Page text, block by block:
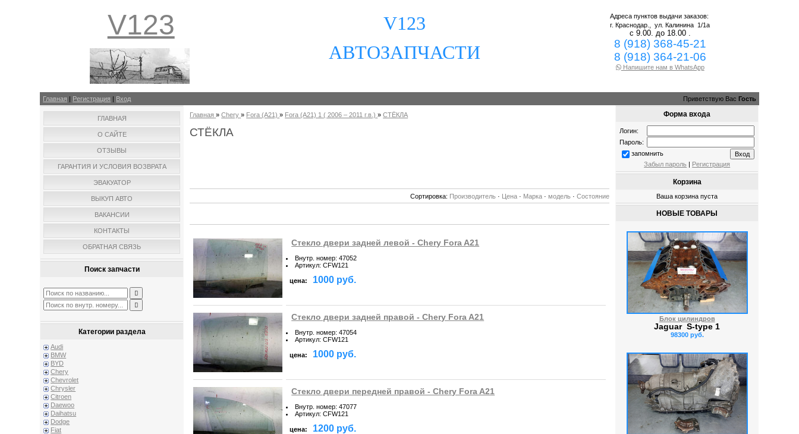
V123
V123
АВТОЗАПЧАСТИ
Адреса пунктов выдачи заказов:
г. Краснодар.,ул. Калинина 1/1а
с 9.00. до 18.00 .
8 (918) 368-45-21
8 (918) 364-21-06
Напишите нам в WhatsApp
Главная | Регистрация | Вход Приветствую Вас Гость
ГЛАВНАЯ
О САЙТЕ
ОТЗЫВЫ
ГАРАНТИЯ И УСЛОВИЯ ВОЗВРАТА
ЭВАКУАТОР
ВЫКУП АВТО
ВАКАНСИИ
КОНТАКТЫ
ОБРАТНАЯ СВЯЗЬ
Поиск запчасти
Категории раздела
Audi
BMW
BYD
Chery
Chevrolet
Chrysler
Citroen
Daewoo
Daihatsu
Dodge
Fiat
Главная »Chery » Fora (A21) » Fora (A21) 1 ( 2006 – 2011 г.в.) »СТЁКЛА
СТЁКЛА
Сортировка: Производитель · Цена · Марка ·модель ·Состояние
Стекло двери задней левой - Chery Fora A21
Внутр. номер: 47052
Артикул: CFW121
цена: 1000 руб.
Стекло двери задней правой - Chery Fora A21
Внутр. номер: 47054
Артикул: CFW121
цена: 1000 руб.
Стекло двери передней правой - Chery Fora A21
Внутр. номер: 47077
Артикул: CFW121
цена: 1200 руб.
Форма входа
Логин:
Пароль:
запомнить
Забыл пароль | Регистрация
Корзина
Ваша корзина пуста
НОВЫЕ ТОВАРЫ
Блок цилиндров
Jaguar S-type 1
98300 руб.